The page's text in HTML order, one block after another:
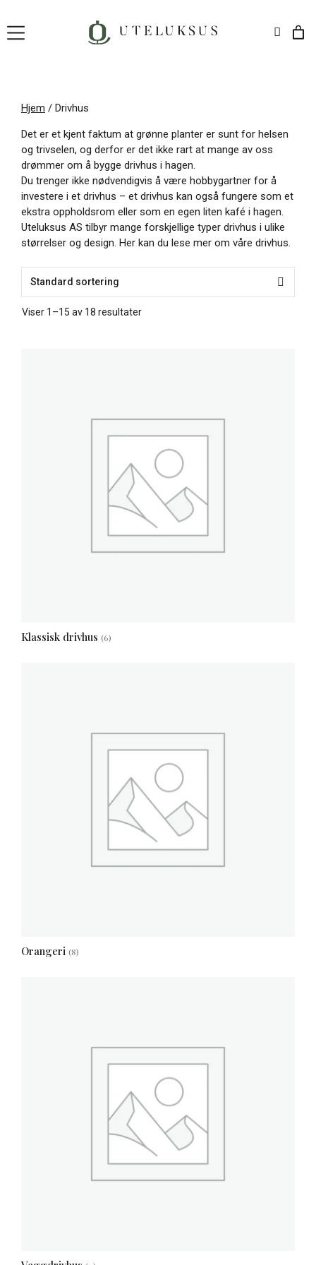
innhold
Hjem / Drivhus
Det er et kjent faktum at grønne planter er sunt for helsen
og trivselen, og derfor er det ikke rart at mange av oss
drømmer om å bygge drivhus i hagen.
Du trenger ikke nødvendigvis å være hobbygartner for å
investere i et drivhus – et drivhus kan også fungere som et
ekstra oppholdsrom eller som en egen liten kafé i hagen.
Uteluksus AS tilbyr mange forskjellige typer drivhus i ulike
størrelser og design. Her kan du lese mer om våre drivhus.
Viser 1–15 av 18 resultater
Klassisk drivhus (6)
Orangeri (8)